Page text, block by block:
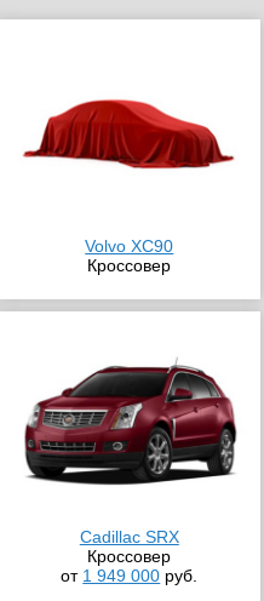
Volvo XC90
Кроссовер
Cadillac SRX
Кроссовер
от 1 949 000 руб.